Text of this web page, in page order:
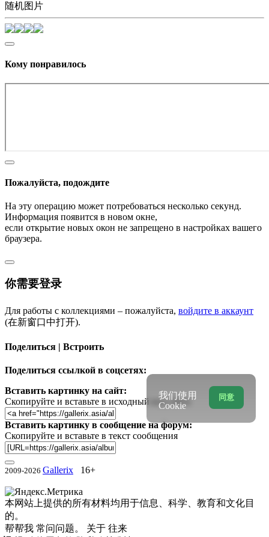
随机图片
Кому понравилось
Пожалуйста, подождите
На эту операцию может потребоваться несколько секунд.
Информация появится в новом окне,
если открытие новых окон не запрещено в настройках вашего
браузера.
你需要登录
Для работы с коллекциями – пожалуйста, войдите в аккаунт
(在新窗口中打开).
Поделиться | Встроить
Поделиться ссылкой в соцсетях:
Вставить картинку на сайт:
Скопируйте и вставьте в исходный код сайта
Вставить картинку в сообщение на форум:
Скопируйте и вставьте в текст сообщения
2009-2026 Gallerix 16+
本网站上提供的所有材料均用于信息、科学、教育和文化目
的。
帮帮我 常问问题。 关于 往来
同意
我们使用
Cookie